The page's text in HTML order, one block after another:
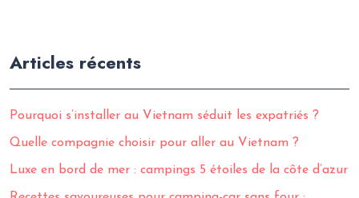
Articles récents
Pourquoi s’installer au Vietnam séduit les expatriés ?
Quelle compagnie choisir pour aller au Vietnam ?
Luxe en bord de mer : campings 5 étoiles de la côte d’azur